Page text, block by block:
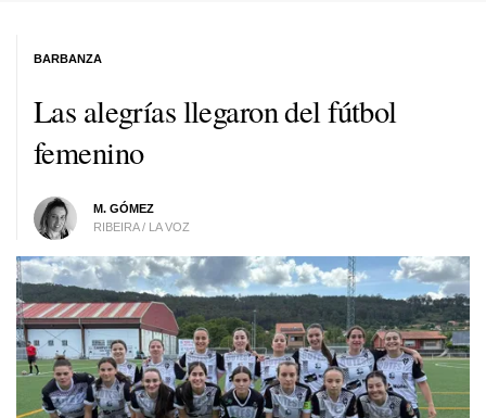
Las alegrías llegaron del fútbol
femenino
M. GÓMEZ
RIBEIRA / LA VOZ
BARBANZA